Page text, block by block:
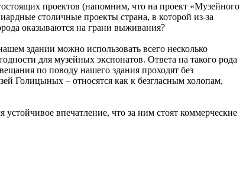
проектов (напомним, что на проект «Музейного
столичные проекты страна, в которой из-за
оказываются на грани выживания?
здании можно использовать всего несколько
для музейных экспонатов. Ответа на такого рода
по поводу нашего здания проходят без
Голицыных – относятся как к безгласным холопам,
впечатление, что за ним стоят коммерческие